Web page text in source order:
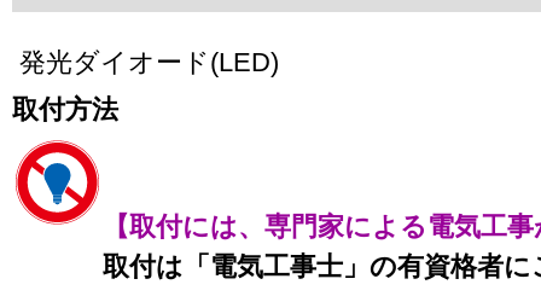
発光ダイオード(LED)
取付方法
【取付には、専門家による電気工
取付は「電気工事士」の有資格者